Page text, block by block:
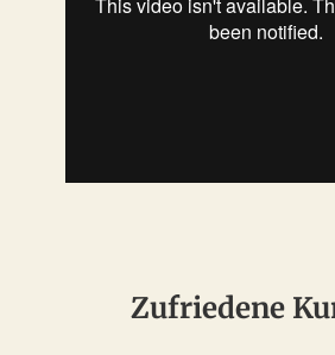
Zufriedene